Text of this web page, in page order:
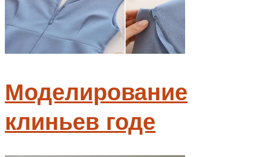
Моделирование
клиньев годе